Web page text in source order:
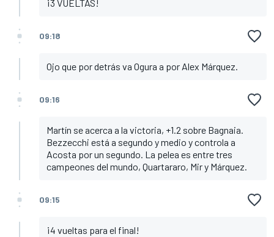
¡3 VUELTAS!
09:18
Ojo que por detrás va Ogura a por Alex Márquez.
09:16
Martín se acerca a la victoria, +1.2 sobre Bagnaia.
Bezzecchi está a segundo y medio y controla a
Acosta por un segundo. La pelea es entre tres
campeones del mundo, Quartararo, Mir y Márquez.
09:15
¡4 vueltas para el final!